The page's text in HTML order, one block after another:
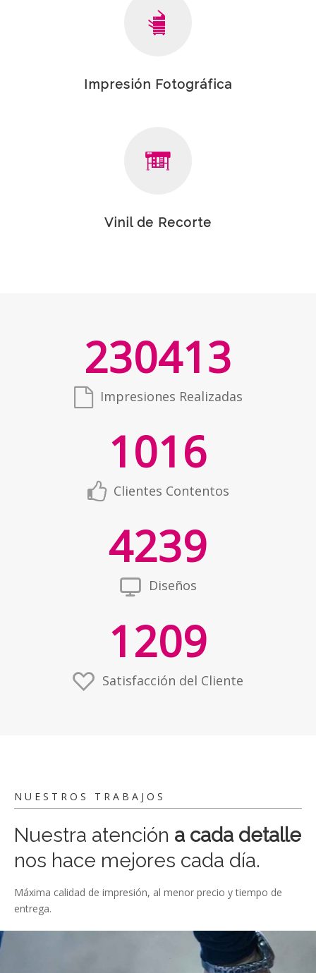
Impresión Fotográfica
Vinil de Recorte
230413
Impresiones Realizadas
1016
Clientes Contentos
4239
Diseños
1209
Satisfacción del Cliente
NUESTROS TRABAJOS
Nuestra atención a cada detalle
nos hace mejores cada día.
Máxima calidad de impresión, al menor precio y tiempo de
entrega.